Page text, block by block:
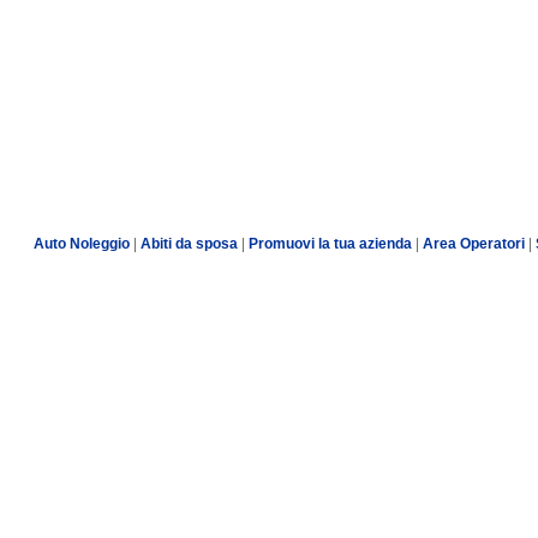
Auto Noleggio Abiti da sposa Promuovi la tua azienda Area Operatori